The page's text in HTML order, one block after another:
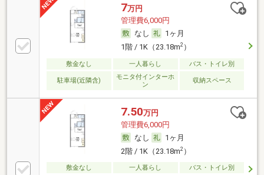
7万円
管理費6,000円
なし
1ヶ月
1階 / 1K（23.18m2）
敷金なし 一人暮らし バス・トイレ別
駐車場(近隣含)
モニタ付インターホ
ン
収納スペース
7.50万円
管理費6,000円
なし
1ヶ月
2階 / 1K（23.18m2）
敷金なし 一人暮らし バス・トイレ別